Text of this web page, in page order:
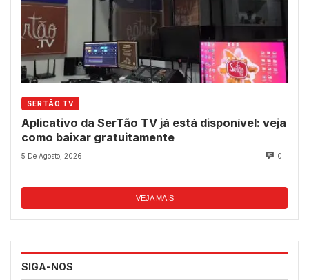
SERTÃO TV
Aplicativo da SerTão TV já está disponível: veja
como baixar gratuitamente
5 De Agosto, 2026 0
VEJA MAIS
SIGA-NOS